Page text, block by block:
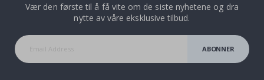
Vær den første til å få vite om de siste nyhetene og dra
nytte av våre eksklusive tilbud.
ABONNER